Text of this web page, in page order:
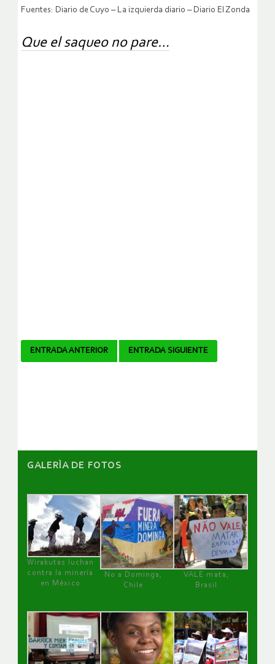
Fuentes: Diario de Cuyo – La izquierda diario – Diario El Zonda
Que el saqueo no pare…
Navegador
ENTRADA ANTERIOR ENTRADA SIGUIENTE
GALERÌA DE FOTOS
Wirakutas luchan
contra la minería
en México
No a Dominga,
Chile
VALE mata,
Brasil